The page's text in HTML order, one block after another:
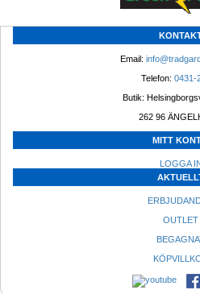
Email:
Telefon: 0431-
Butik:
262 96
MITT
LOGGA
OUTLET